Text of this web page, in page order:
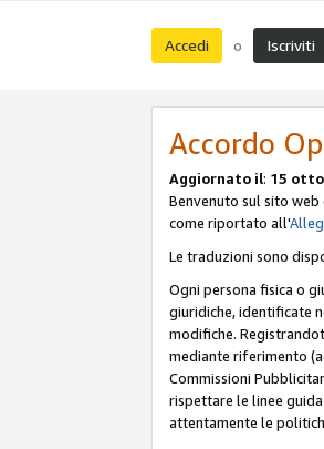
Accedi o Iscriviti
Accordo
Aggiornato il: 15
Benvenuto sul sito
come riportato all'
Le traduzioni sono
Ogni persona fisica o
giuridiche, identificate
modifiche.
mediante riferimento
Commissioni
rispettare le linee
attentamente le